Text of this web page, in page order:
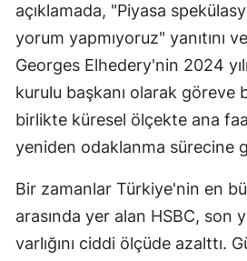
açıklamada, "Piyasa
yorum yapmıyoruz" yanıtını
Georges Elhedery'nin 2024
kurulu başkanı olarak göreve
birlikte küresel ölçekte ana
yeniden odaklanma sürecine
Bir zamanlar Türkiye'nin en
arasında yer alan HSBC, son
varlığını ciddi ölçüde azalttı.